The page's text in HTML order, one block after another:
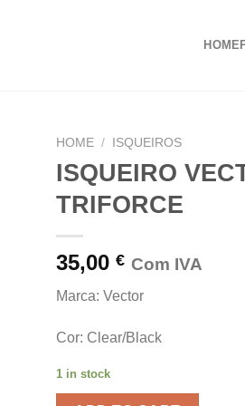
HOME / ISQUEIROS
ISQUEIRO
TRIFORCE
35,00 € Com IVA
Marca: Vector
Cor: Clear/Black
1 in stock